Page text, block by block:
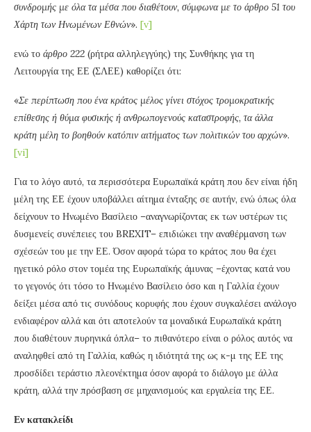
συνδρομής με όλα τα μέσα που διαθέτουν, σύμφωνα με το άρθρο 51 του
Χάρτη των Ηνωμένων Εθνών». [v]
ενώ το άρθρο 222 (ρήτρα αλληλεγγύης) της Συνθήκης για τη
Λειτουργία της ΕΕ (ΣΛΕΕ) καθορίζει ότι:
«Σε περίπτωση που ένα κράτος μέλος γίνει στόχος τρομοκρατικής
επίθεσης ή θύμα φυσικής ή ανθρωπογενούς καταστροφής, τα άλλα
κράτη μέλη το βοηθούν κατόπιν αιτήματος των πολιτικών του αρχών».
[vi]
Για το λόγο αυτό, τα περισσότερα Ευρωπαϊκά κράτη που δεν είναι ήδη
μέλη της ΕΕ έχουν υποβάλλει αίτημα ένταξης σε αυτήν, ενώ όπως όλα
δείχνουν το Ηνωμένο Βασίλειο –αναγνωρίζοντας εκ των υστέρων τις
δυσμενείς συνέπειες του BREXIT– επιδιώκει την αναθέρμανση των
σχέσεών του με την ΕΕ. Όσον αφορά τώρα το κράτος που θα έχει
ηγετικό ρόλο στον τομέα της Ευρωπαϊκής άμυνας –έχοντας κατά νου
το γεγονός ότι τόσο το Ηνωμένο Βασίλειο όσο και η Γαλλία έχουν
δείξει μέσα από τις συνόδους κορυφής που έχουν συγκαλέσει ανάλογο
ενδιαφέρον αλλά και ότι αποτελούν τα μοναδικά Ευρωπαϊκά κράτη
που διαθέτουν πυρηνικά όπλα– το πιθανότερο είναι ο ρόλος αυτός να
αναληφθεί από τη Γαλλία, καθώς η ιδιότητά της ως κ-μ της ΕΕ της
προσδίδει τεράστιο πλεονέκτημα όσον αφορά το διάλογο με άλλα
κράτη, αλλά την πρόσβαση σε μηχανισμούς και εργαλεία της ΕΕ.
Εν κατακλείδι